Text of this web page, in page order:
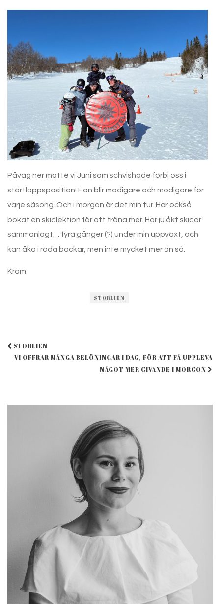
Påväg ner mötte vi Juni som schvishade förbi oss i
störtloppsposition! Hon blir modigare och modigare för
varje säsong. Och i morgon är det min tur. Har också
bokat en skidlektion för att träna mer. Har ju åkt skidor
sammanlagt… fyra gånger (?) under min uppväxt, och
kan åka i röda backar, men inte mycket mer än så.
Kram
STORLIEN
Post
navigation
STORLIEN
VI OFFRAR MÅNGA BELÖNINGAR I DAG, FÖR ATT FÅ UPPLEVA
NÅGOT MER GIVANDE I MORGON